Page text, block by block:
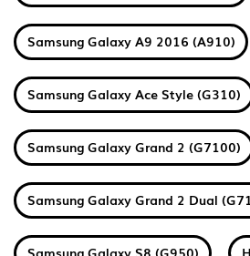
Samsung Galaxy A9 2016 (A910)
Samsung Galaxy Ace Style (G310)
Samsung Galaxy Grand 2 (G7100)
Samsung Galaxy Grand 2 Dual
Samsung Galaxy S8 (G950)